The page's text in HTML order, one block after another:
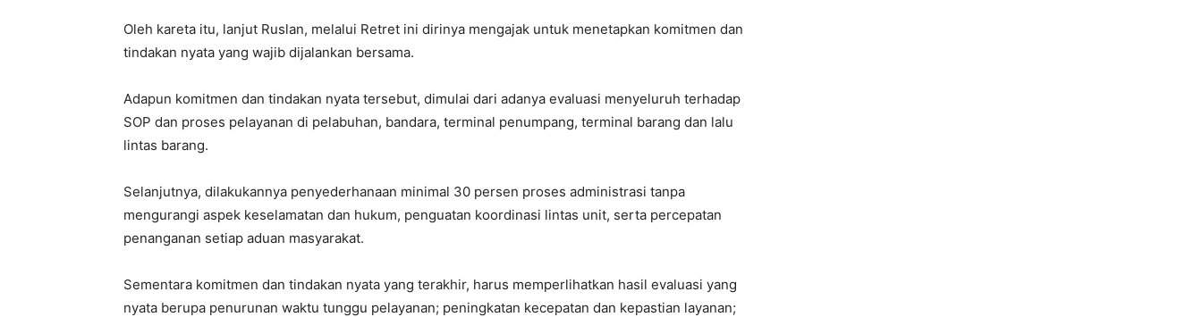
Oleh kareta itu, lanjut Ruslan, melalui Retret ini dirinya mengajak untuk menetapkan komitmen dan
tindakan nyata yang wajib dijalankan bersama.
Adapun komitmen dan tindakan nyata tersebut, dimulai dari adanya evaluasi menyeluruh terhadap
SOP dan proses pelayanan di pelabuhan, bandara, terminal penumpang, terminal barang dan lalu
lintas barang.
Selanjutnya, dilakukannya penyederhanaan minimal 30 persen proses administrasi tanpa
mengurangi aspek keselamatan dan hukum, penguatan koordinasi lintas unit, serta percepatan
penanganan setiap aduan masyarakat.
Sementara komitmen dan tindakan nyata yang terakhir, harus memperlihatkan hasil evaluasi yang
nyata berupa penurunan waktu tunggu pelayanan; peningkatan kecepatan dan kepastian layanan;